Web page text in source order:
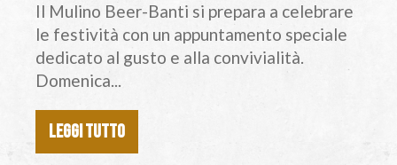
Il Mulino Beer-Banti si prepara a celebrare
le festività con un appuntamento speciale
dedicato al gusto e alla convivialità.
Domenica...
LEGGI TUTTO